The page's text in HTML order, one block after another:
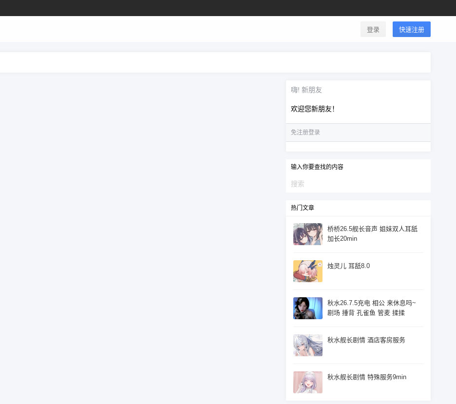
登录 快速注册
嗨! 新朋友
欢迎您新朋友！
免注册登录
输入你要查找的内容
热门文章
桥桥26.5舰长音声 姐妹双人耳舐
加长20min
烛灵儿 耳舐8.0
秋水26.7.5充电 相公 来休息吗~
剧场 捶背 孔雀鱼 管麦 揉揉
秋水舰长剧情 酒店客房服务
秋水舰长剧情 特殊服务9min